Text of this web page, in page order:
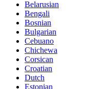
Belarusian
Bengali
Bosnian
Bulgarian
Cebuano
Chichewa
Corsican
Croatian
Dutch
Estonian